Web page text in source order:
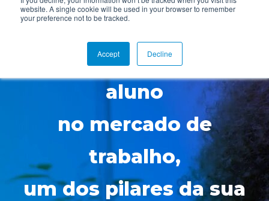
website. A single cookie will be used in your browser to remember
your preference not to be tracked.
Accept Decline
Torne o sucesso do seu
aluno
no mercado de
trabalho,
um dos pilares da sua